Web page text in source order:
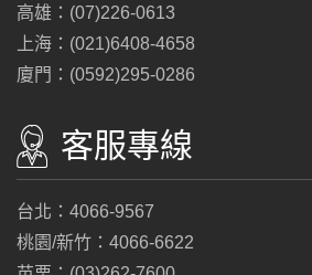
高雄：(07)226-0613
上海：(021)6408-4658
廈門：(0592)295-0286
客服專線
台北：4066-9567
桃園/新竹：4066-6622